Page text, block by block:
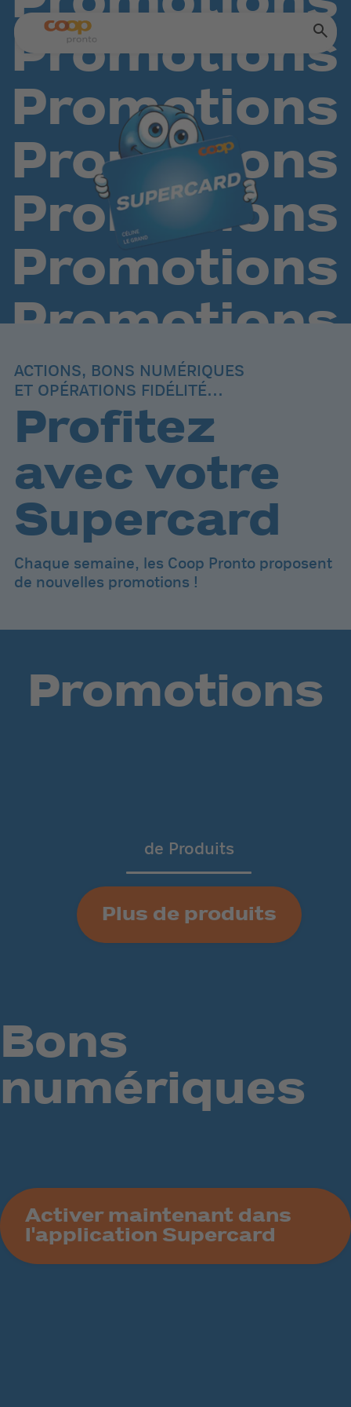
ACTIONS, BONS NUMÉRIQUES
ET OPÉRATIONS FIDÉLITÉ
NUMÉRIQUES
Profitez
avec votre
Supercard
Chaque semaine, les Coop Pronto proposent
de nouvelles promotions !
Promotions
de Produits
Plus de produits
Bons
numériques
Activer maintenant dans
l'application Supercard